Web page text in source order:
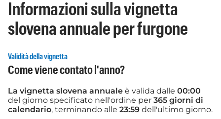
Informazioni sulla vignetta
slovena annuale per furgone
Validità della vignetta
Come viene contato l'anno?
La vignetta slovena annuale è valida dalle 00:00
del giorno specificato nell'ordine per 365 giorni di
calendario, terminando alle 23:59 dell'ultimo giorno.